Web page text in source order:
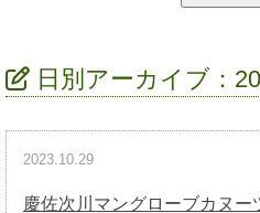
日別アーカイブ：
2023.10.29
慶佐次川マングローブカヌー